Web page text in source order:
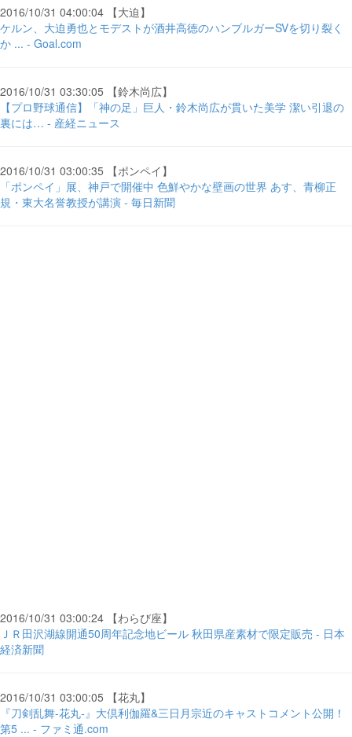
2016/10/31 04:00:04 【大迫】
ケルン、大迫勇也とモデストが酒井高徳のハンブルガーSVを切り裂く
か ... - Goal.com
2016/10/31 03:30:05 【鈴木尚広】
【プロ野球通信】「神の足」巨人・鈴木尚広が貫いた美学 潔い引退の
裏には… - 産経ニュース
2016/10/31 03:00:35 【ポンペイ】
「ポンペイ」展、神戸で開催中 色鮮やかな壁画の世界 あす、青柳正
規・東大名誉教授が講演 - 毎日新聞
2016/10/31 03:00:24 【わらび座】
ＪＲ田沢湖線開通50周年記念地ビール 秋田県産素材で限定販売 - 日本
経済新聞
2016/10/31 03:00:05 【花丸】
『刀剣乱舞-花丸-』大倶利伽羅&三日月宗近のキャストコメント公開！
第5 ... - ファミ通.com